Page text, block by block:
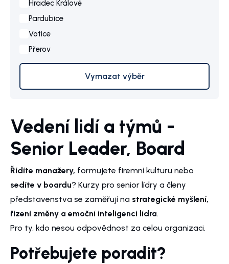
Hradec Králové
Pardubice
Votice
Přerov
Vymazat výběr
Vedení lidí a týmů -
Senior Leader, Board
Řídíte manažery, formujete firemní kulturu nebo
sedíte v boardu? Kurzy pro senior lídry a členy
představenstva se zaměřují na strategické myšlení,
řízení změny a emoční inteligenci lídra.
Pro ty, kdo nesou odpovědnost za celou organizaci.
Potřebujete poradit?